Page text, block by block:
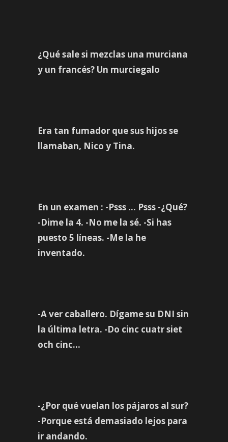
¿Qué sale si mezclas una murciana
y un francés? Un murciegalo
Era tan fumador que sus hijos se
llamaban, Nico y Tina.
En un examen : -Psss … Psss -¿Qué?
-Dime la 4. -No me la sé. -Si has
puesto 5 líneas. -Me la he
inventado.
-A ver caballero. Dígame su DNI sin
la última letra. -Do cinc cuatr siet
och cinc…
-¿Por qué vuelan los pájaros al sur?
-Porque está demasiado lejos para
ir andando.